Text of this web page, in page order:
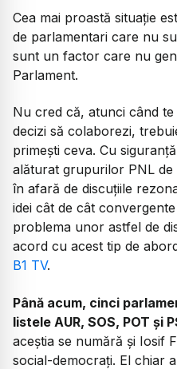
Cea mai proastă situație
de parlamentari care nu
sunt un factor care nu
Parlament.
Nu cred că, atunci când
decizi să colaborezi,
primești ceva. Cu
alăturat grupurilor PNL de
în afară de discuțiile
idei cât de cât
problema unor astfel de
acord cu acest tip de
B1 TV.
Până acum, cinci
listele AUR, SOS, POT și
aceștia se numără și Iosif
social-democrați. El chiar